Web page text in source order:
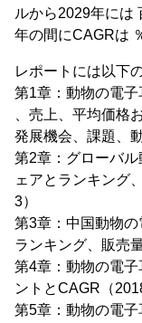
ルから2029年には
年の間にCAGRは
レポートには以下
第1章：動物の電
、売上、平均価格
発展機会、課題、
第2章：グローバ
ェアとランキング
3）
第3章：中国動物
ランキング、販売
第4章：動物の電
ントとCAGR（
第5章：動物の電